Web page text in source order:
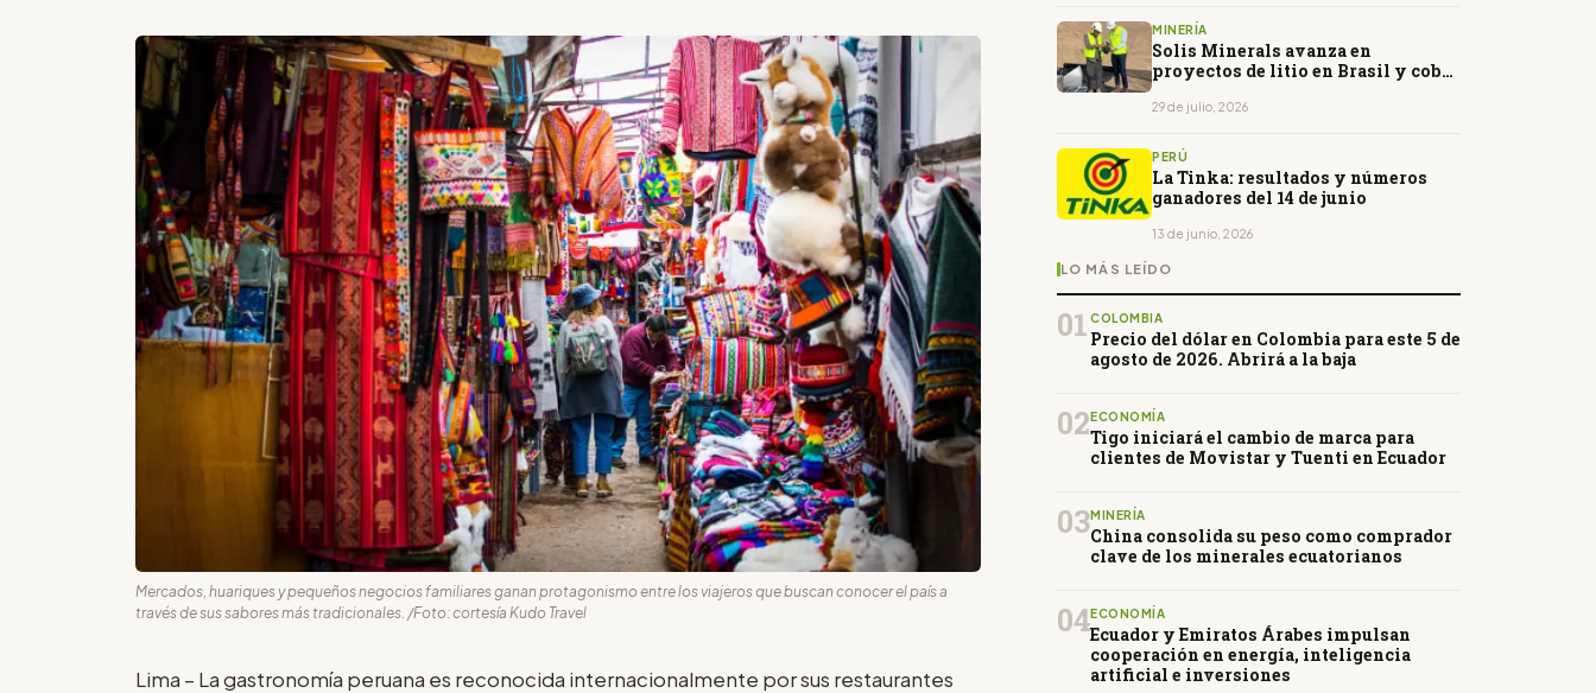
Mercados, huariques y pequeños negocios familiares ganan protagonismo entre los viajeros que buscan conocer el país a
través de sus sabores más tradicionales. /Foto: cortesía Kudo Travel
Lima – La gastronomía peruana es reconocida internacionalmente por sus restaurantes
MINERÍA
Solis Minerals avanza en
proyectos de litio en Brasil y cobre
29 de julio, 2026
PERÚ
La Tinka: resultados y números
ganadores del 14 de junio
13 de junio, 2026
LO MÁS LEÍDO
01 COLOMBIA
Precio del dólar en Colombia para este 5 de
agosto de 2026. Abrirá a la baja
02 ECONOMÍA
Tigo iniciará el cambio de marca para
clientes de Movistar y Tuenti en Ecuador
03MINERÍA
China consolida su peso como comprador
clave de los minerales ecuatorianos
04ECONOMÍA
Ecuador y Emiratos Árabes impulsan
cooperación en energía, inteligencia
artificial e inversiones